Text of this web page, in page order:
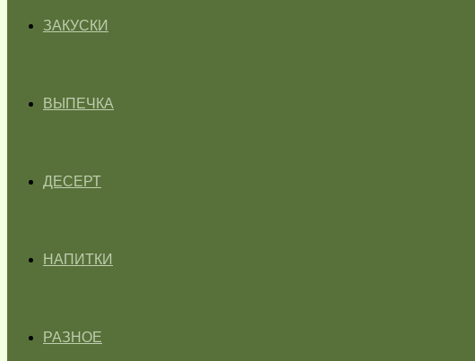
ЗАКУСКИ
ВЫПЕЧКА
ДЕСЕРТ
НАПИТКИ
РАЗНОЕ